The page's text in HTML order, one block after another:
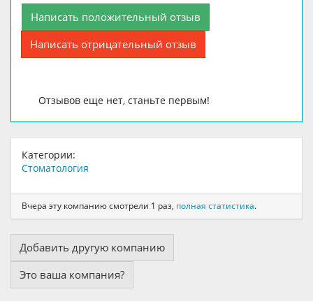
Написать положительный отзыв
Написать отрицательный отзыв
Отзывов еще нет, станьте первым!
Категории:
Стоматология
Вчера эту компанию смотрели 1 раз, полная статистика.
Добавить другую компанию
Это ваша компания?